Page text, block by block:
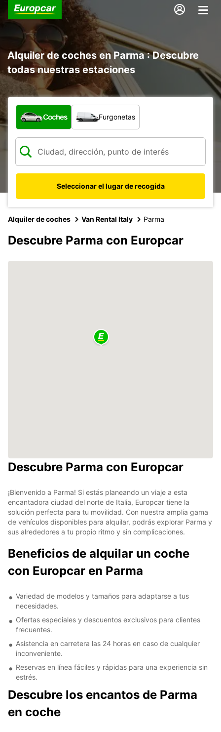
Alquiler de coches en Parma : Descubre
todas nuestras estaciones
¿Qué tipo de vehículo?
Coches Furgonetas
Seleccionar el lugar de recogida
Alquiler de coches Van Rental Italy Parma
Descubre Parma con Europcar
Descubre Parma con Europcar
¡Bienvenido a Parma! Si estás planeando un viaje a esta
encantadora ciudad del norte de Italia, Europcar tiene la
solución perfecta para tu movilidad. Con nuestra amplia gama
de vehículos disponibles para alquilar, podrás explorar Parma y
sus alrededores a tu propio ritmo y sin complicaciones.
Beneficios de alquilar un coche
con Europcar en Parma
Variedad de modelos y tamaños para adaptarse a tus
necesidades.
Ofertas especiales y descuentos exclusivos para clientes
frecuentes.
Asistencia en carretera las 24 horas en caso de cualquier
inconveniente.
Reservas en línea fáciles y rápidas para una experiencia sin
estrés.
Descubre los encantos de Parma
en coche